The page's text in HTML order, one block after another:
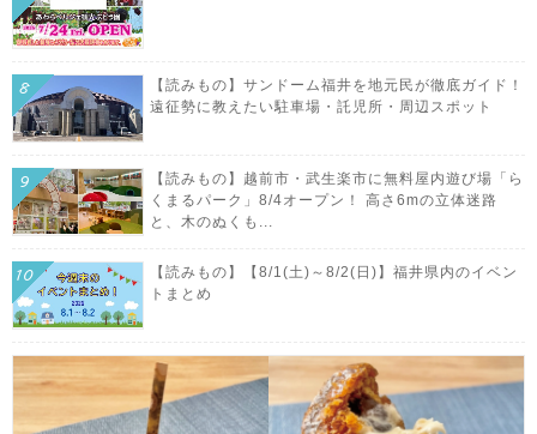
【読みもの】サンドーム福井を地元民が徹底ガイド！
遠征勢に教えたい駐車場・託児所・周辺スポット
【読みもの】越前市・武生楽市に無料屋内遊び場「ら
くまるパーク」8/4オープン！ 高さ6mの立体迷路
と、木のぬくも...
【読みもの】【8/1(土)～8/2(日)】福井県内のイベン
トまとめ